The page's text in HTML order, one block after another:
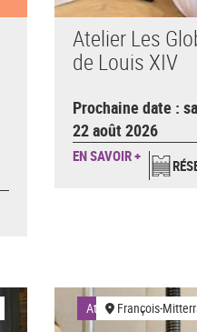
Atelier Les
de Louis XIV
Prochaine date :
22 août 2026
EN SAVOIR +
AteliersFrançois-